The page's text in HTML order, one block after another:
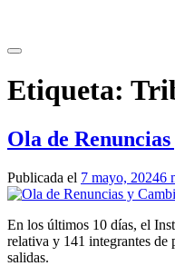
contenido
Etiqueta:
Ola de
Publicada el 7 mayo, 20246
En los últimos 10 días, el
relativa y 141 integrantes de
salidas.